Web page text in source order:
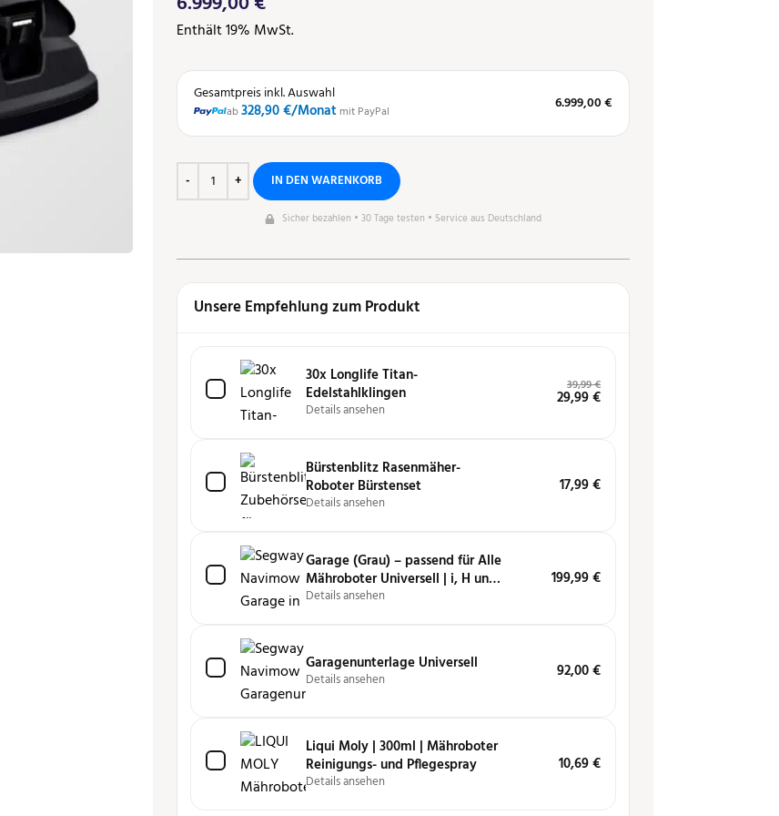
Enthält 19% MwSt.
Gesamtpreis inkl. Auswahl
ab328,90 €/Monat mit PayPal 6.999,00 €
IN DEN WARENKORB
Sicher bezahlen • 30 Tage testen • Service aus Deutschland
Unsere Empfehlung zum Produkt
30x Longlife Titan-
Edelstahlklingen
Details ansehen
39,99€
29,99€
Bürstenblitz Rasenmäher-
Roboter Bürstenset
Details ansehen
17,99€
Garage (Grau) – passend für Alle
Mähroboter Universell | i, H und
X-Serie
Details ansehen
199,99€
Garagenunterlage Universell
Details ansehen 92,00€
Liqui Moly | 300ml | Mähro­boter
Reini­gungs- und Pfle­ge­spray
Details ansehen
10,69€